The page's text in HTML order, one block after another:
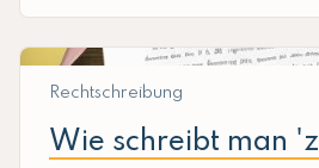
Rechtschreibung
Wie schreibt man